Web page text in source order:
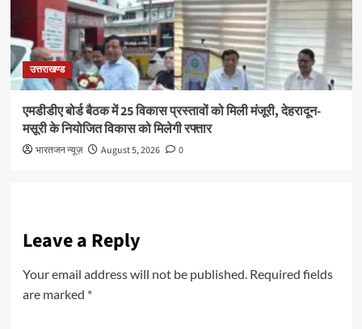
उत्तराखण्ड
एमडीडीए बोर्ड बैठक में 25 विकास प्रस्तावों को मिली मंजूरी, देहरादून-
मसूरी के नियोजित विकास को मिलेगी रफ्तार
भारतजन न्यूज़ August 5, 2026 0
Leave a Reply
Your email address will not be published. Required fields
are marked *